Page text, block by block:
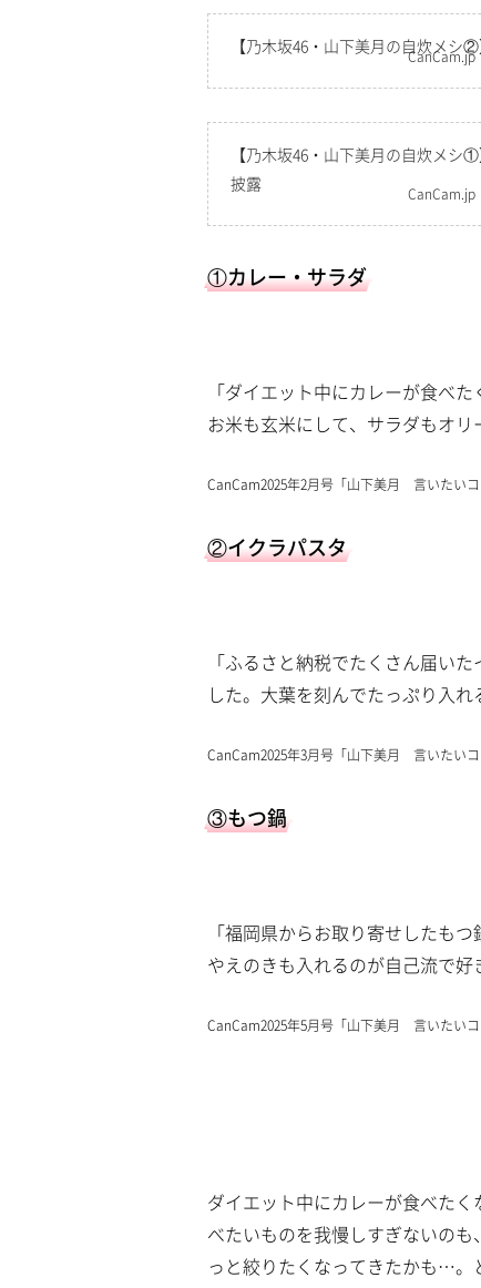
【乃木坂46・山下美月の自炊メ
CanCam.jp
【乃木坂46・山下美月の自炊メシ
披露
CanCam.jp
①カレー・サラダ
「ダイエット中にカレーが食べ
お米も玄米にして、サラダもオリ
CanCam2025年2月号「山下美月 言いたい
②イクラパスタ
「ふるさと納税でたくさん届い
した。大葉を刻んでたっぷり入
CanCam2025年3月号「山下美月 言いたい
③もつ鍋
「福岡県からお取り寄せしたも
やえのきも入れるのが自己流で好
CanCam2025年5月号「山下美月 言いたい
ダイエット中にカレーが食べた
べたいものを我慢しすぎないの
っと絞りたくなってきたかも…。